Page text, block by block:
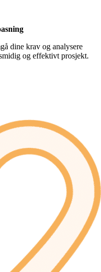
dine krav og analysere
og effektivt prosjekt.